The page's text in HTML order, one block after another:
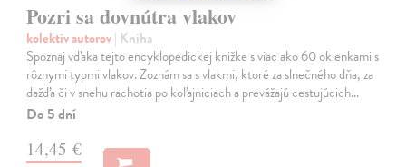
Pozri sa dovnútra vlakov
kolektív autorov| Kniha
Spoznaj vďaka tejto encyklopedickej knižke s viac ako 60 okienkami s
rôznymi typmi vlakov. Zoznám sa s vlakmi, ktoré za slnečného dňa, za
dažďa či v snehu rachotia po koľajniciach a prevážajú cestujúcich…
Do 5 dní
14,45 €